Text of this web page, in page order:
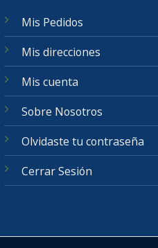
Mis Pedidos
Mis direcciones
Mis cuenta
Sobre Nosotros
Olvidaste tu contraseña
Cerrar Sesión